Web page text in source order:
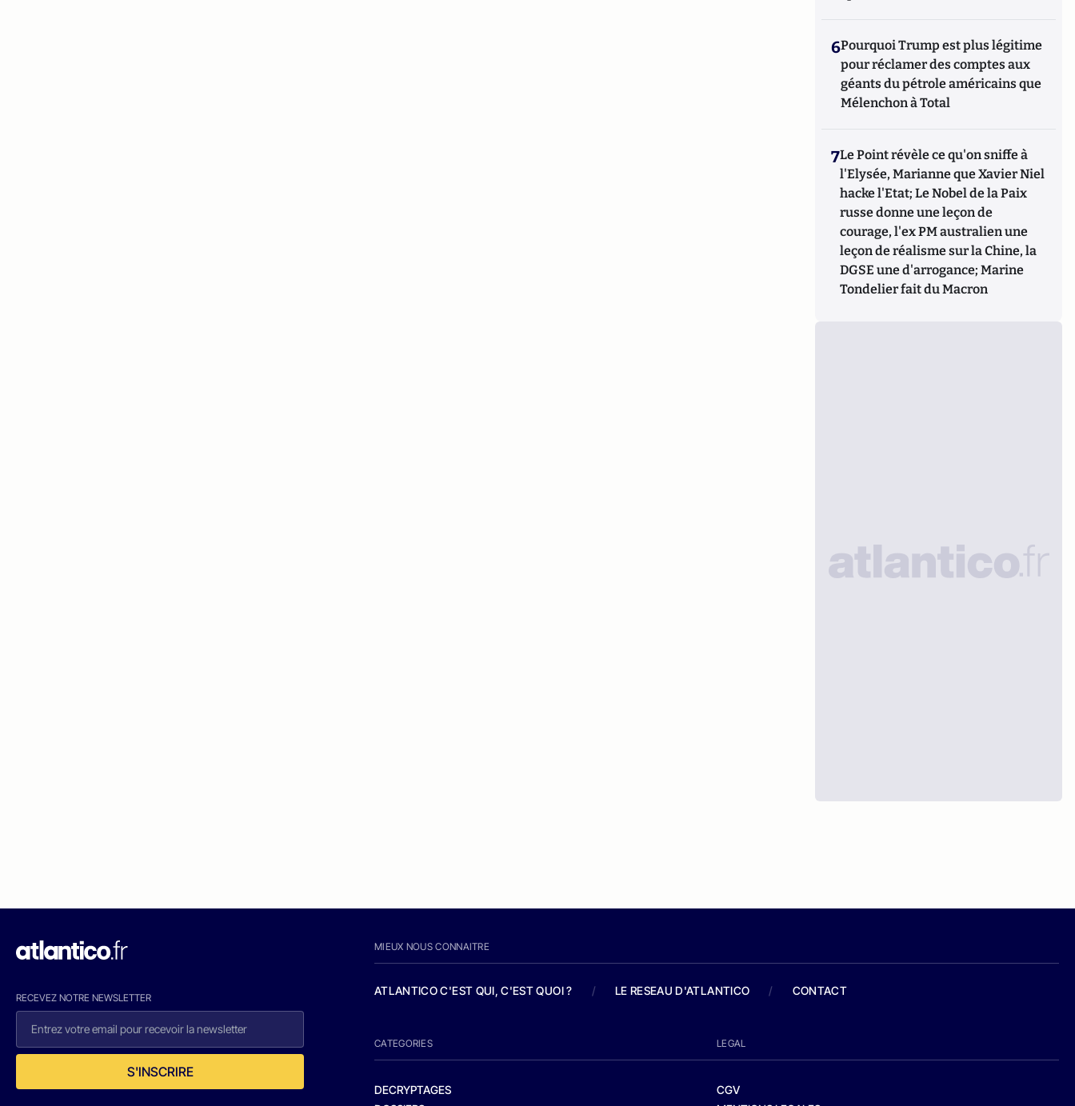
6Pourquoi Trump est plus légitime
pour réclamer des comptes aux
géants du pétrole américains que
Mélenchon à Total
7Le Point révèle ce qu'on sniffe à
l'Elysée, Marianne que Xavier Niel
hacke l'Etat; Le Nobel de la Paix
russe donne une leçon de
courage, l'ex PM australien une
leçon de réalisme sur la Chine, la
DGSE une d'arrogance; Marine
Tondelier fait du Macron
RECEVEZ NOTRE NEWSLETTER
S'INSCRIRE
MIEUX NOUS CONNAITRE
ATLANTICO C'EST QUI, C'EST QUOI ? / LE RESEAU D'ATLANTICO / CONTACT
CATEGORIES
DECRYPTAGES
LEGAL
CGV